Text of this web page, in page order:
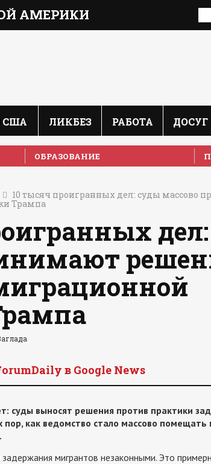
АМЕРИКИ
США ЛИКБЕЗ РАБОТА ДОСУГ
ОБРАЗОВАНИЕ
10 тысяч проигранных дел: суды массово
Трампа
в Google News
суды выносят решения против практики
пор, как ведомство стало массово
мигрантов незаконными. Это